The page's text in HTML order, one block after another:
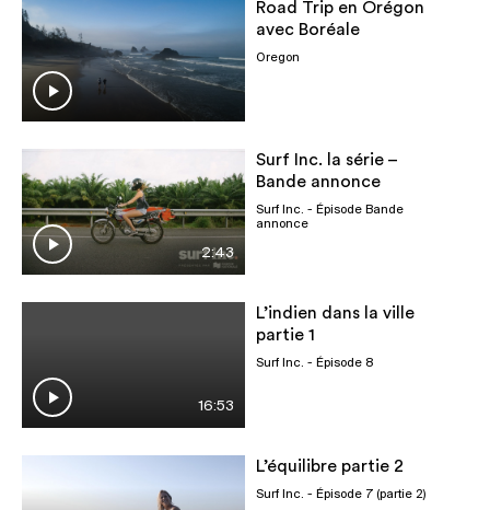
Road Trip en Orégon
avec Boréale
Oregon
2:43
Surf Inc. la série –
Bande annonce
Surf Inc. - Épisode Bande
annonce
16:53
L’indien dans la ville
partie 1
Surf Inc. - Épisode 8
L’équilibre partie 2
Surf Inc. - Épisode 7 (partie 2)